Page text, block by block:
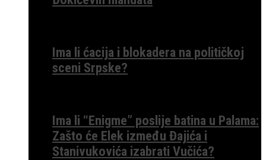
Ima li ćacija i blokadera na političkoj
sceni Srpske?
Ima li “Enigme” poslije batina u Palama:
Zašto će Elek između Đajića i
Stanivukovića izabrati Vučića?